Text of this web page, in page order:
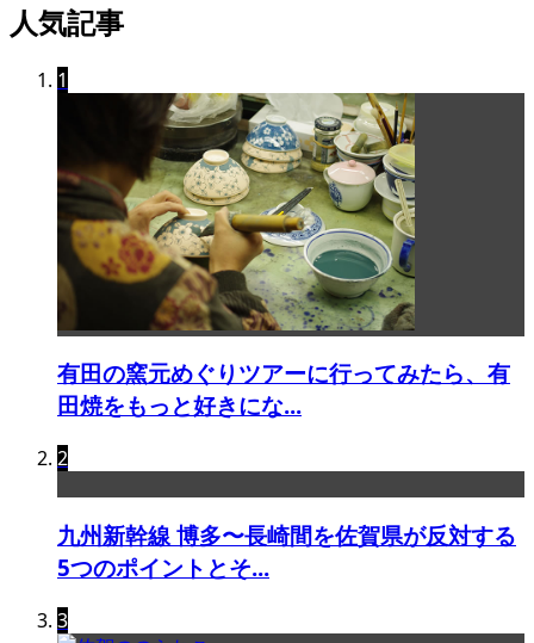
人気記事
1
有田の窯元めぐりツアーに行ってみたら、有
田焼をもっと好きにな...
2
九州新幹線 博多〜長崎間を佐賀県が反対する
5つのポイントとそ...
3